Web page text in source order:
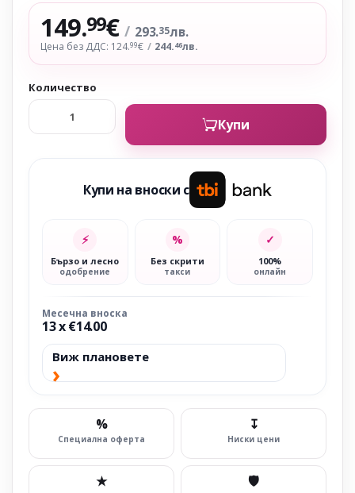
149.99€ / 293.35лв.
Цена без ДДС: 124.99€ / 244.46лв.
Количество
Купи
Купи на вноски с
⚡
Бързо и лесно
одобрение
%
Без скрити
такси
✓
100%
онлайн
Месечна вноска
13 x €14.00
Виж плановете
›
%
Специална оферта
↧
Ниски цени
★ 🛡